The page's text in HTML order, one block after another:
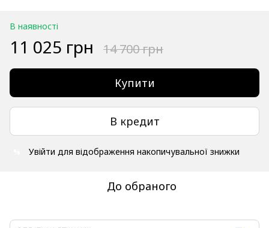
В наявності
11 025 грн 14 700 грн
Купити
В кредит
Увійти для відображення накопичувальної знижки
До обраного